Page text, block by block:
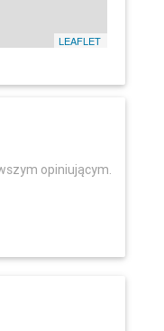
LEAFLET
opiniującym.